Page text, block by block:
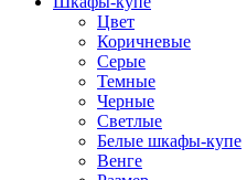
Цвет
Коричневые
Серые
Темные
Черные
Светлые
Белые шкафы-купе
Венге